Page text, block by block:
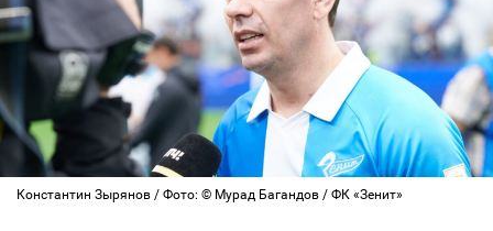
Константин Зырянов / Фото: © Мурад Багандов / ФК «Зенит»